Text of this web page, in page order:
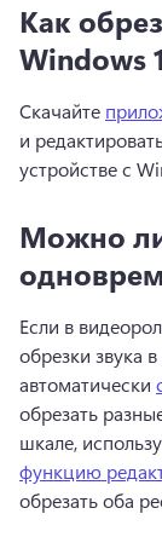
Как
Windows
Скачайте
и
устройстве с
Можно
Если в
обрезки звука
автоматически
обрезать
шкале,
функцию
обрезать оба